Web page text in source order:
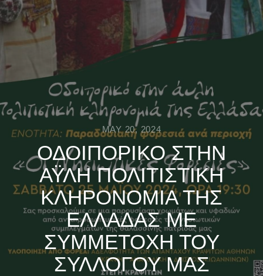
MAY 20, 2024
ΟΔΟΙΠΟΡΙΚΟ ΣΤΗΝ
ΑΫΛΗ ΠΟΛΙΤΙΣΤΙΚΗ
ΚΛΗΡΟΝΟΜΙΑ ΤΗΣ
ΕΛΛΑΔΑΣ ΜΕ
ΣΥΜΜΕΤΟΧΗ ΤΟΥ
ΣΥΛΛΟΓΟΥ ΜΑΣ